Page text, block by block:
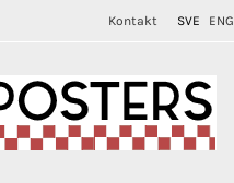
Kontakt SVE ENG